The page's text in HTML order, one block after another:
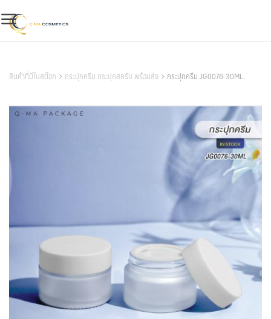
to
content
สินค้าที่มีในสต๊อก กระปุกครีม กระปุกสครับ พร้อมส่ง กระปุกครีม JG0076-30ML.